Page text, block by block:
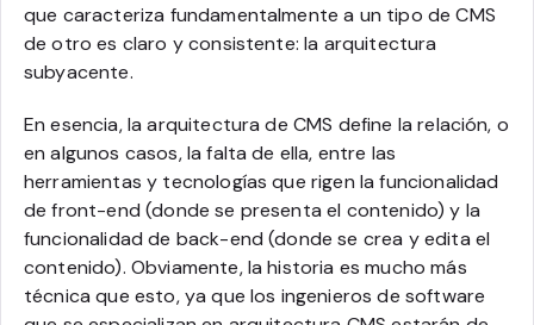
que caracteriza fundamentalmente a un tipo de CMS
de otro es claro y consistente: la arquitectura
subyacente.
En esencia, la arquitectura de CMS define la relación, o
en algunos casos, la falta de ella, entre las
herramientas y tecnologías que rigen la funcionalidad
de front-end (donde se presenta el contenido) y la
funcionalidad de back-end (donde se crea y edita el
contenido). Obviamente, la historia es mucho más
técnica que esto, ya que los ingenieros de software